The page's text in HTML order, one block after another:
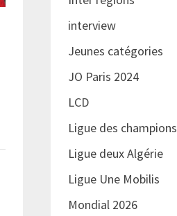
interview
Jeunes catégories
JO Paris 2024
LCD
Ligue des champions
Ligue deux Algérie
Ligue Une Mobilis
Mondial 2026